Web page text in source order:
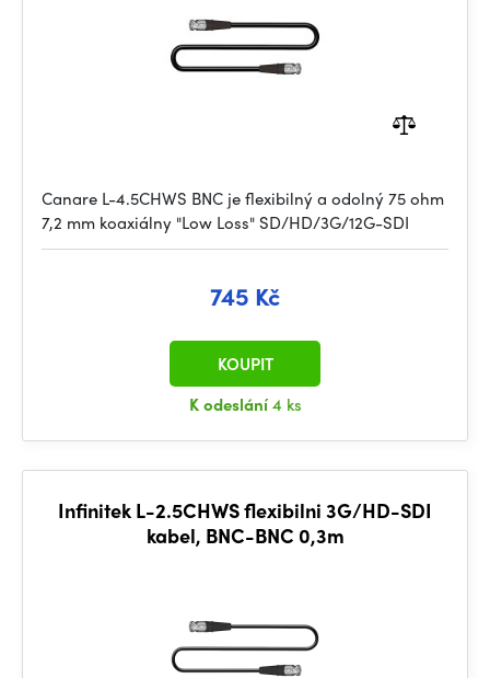
Canare L-4.5CHWS BNC je flexibilný a odolný 75 ohm
7,2 mm koaxiálny "Low Loss" SD/HD/3G/12G-SDI
745 Kč
K odeslání4 ks
KOUPIT
Infinitek L-2.5CHWS flexibilni 3G/HD-SDI
kabel, BNC-BNC 0,3m